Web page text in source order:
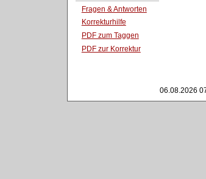
Fragen & Antworten
Korrekturhilfe
PDF zum Taggen
PDF zur Korrektur
06.08.2026